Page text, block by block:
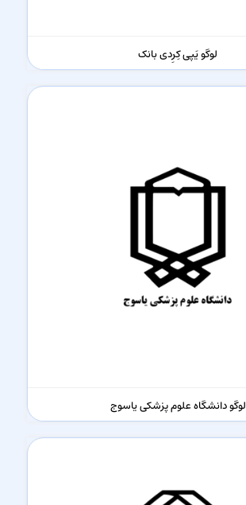
لوگو یَپی کِرِدی بانک
لوگو دانشگاه علوم پزشکی یاسوج